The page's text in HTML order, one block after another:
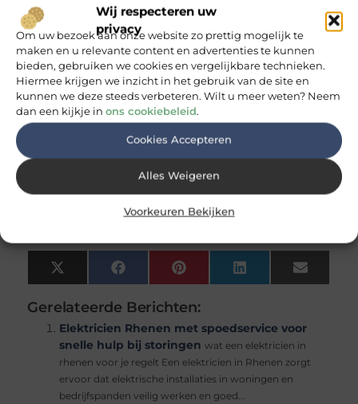
Wij respecteren uw
privacy
Om uw bezoek aan onze website zo prettig mogelijk te
maken en u relevante content en advertenties te kunnen
bieden, gebruiken we cookies en vergelijkbare technieken.
Hiermee krijgen we inzicht in het gebruik van de site en
kunnen we deze steeds verbeteren. Wilt u meer weten? Neem
dan een kijkje in ons cookiebeleid.
Cookies Accepteren
Alles Weigeren
Voorkeuren Bekijken
Een betrouwbare elektricien in Bussum is onmisbaar
voor iedereen die veilig en zorgeloos gebruik wil
maken van elektriciteit. Of het nu gaat om
onderhoud, een storing of een urgente situatie,
professionele hulp zorgt voor een snelle en veilige
oplossing.
Door te kiezen voor een lokale specialist profiteer je
van korte reactietijden, deskundig vakwerk en 24/7
altijd in goede handen is en snel weer optimaal
X
(Twitter)
Facebook Pinterest LinkedIn Email
Gerelateerde Berichten:
Elektricien Rhenen met spoedservice voor
snelle hulp bij storingen wat een elektricien in
rhenen voor je regelt Een elektricien in Rhenen zorgt
ervoor dat elektrische installaties in woningen en
bedrijfspanden veilig werken en goed...